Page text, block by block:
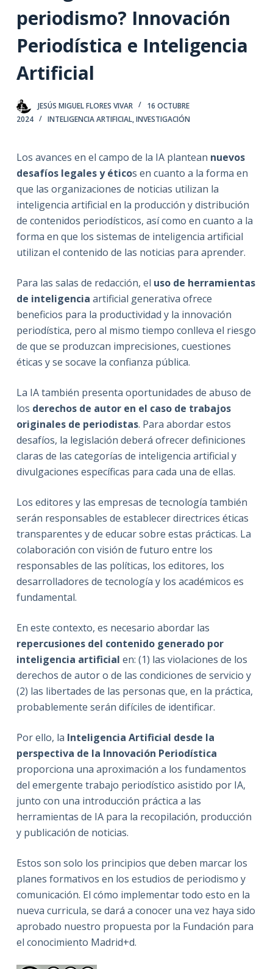
periodismo? Innovación
Periodística e Inteligencia
Artificial
JESÚS MIGUEL FLORES VIVAR
16 OCTUBRE
2024
INTELIGENCIA ARTIFICIAL,INVESTIGACIÓN
Los avances en el campo de la IA plantean nuevos
desafíos legales y éticos en cuanto a la forma en
que las organizaciones de noticias utilizan la
inteligencia artificial en la producción y distribución
de contenidos periodísticos, así como en cuanto a la
forma en que los sistemas de inteligencia artificial
utilizan el contenido de las noticias para aprender.
Para las salas de redacción, el uso de herramientas
de inteligencia artificial generativa ofrece
beneficios para la productividad y la innovación
periodística, pero al mismo tiempo conlleva el riesgo
de que se produzcan imprecisiones, cuestiones
éticas y se socave la confianza pública.
La IA también presenta oportunidades de abuso de
los derechos de autor en el caso de trabajos
originales de periodistas. Para abordar estos
desafíos, la legislación deberá ofrecer definiciones
claras de las categorías de inteligencia artificial y
divulgaciones específicas para cada una de ellas.
Los editores y las empresas de tecnología también
serán responsables de establecer directrices éticas
transparentes y de educar sobre estas prácticas. La
colaboración con visión de futuro entre los
responsables de las políticas, los editores, los
desarrolladores de tecnología y los académicos es
fundamental.
En este contexto, es necesario abordar las
repercusiones del contenido generado por
inteligencia artificial en: (1) las violaciones de los
derechos de autor o de las condiciones de servicio y
(2) las libertades de las personas que, en la práctica,
probablemente serán difíciles de identificar.
Por ello, la Inteligencia Artificial desde la
perspectiva de la Innovación Periodística
proporciona una aproximación a los fundamentos
del emergente trabajo periodístico asistido por IA,
junto con una introducción práctica a las
herramientas de IA para la recopilación, producción
y publicación de noticias.
Estos son solo los principios que deben marcar los
planes formativos en los estudios de periodismo y
comunicación. El cómo implementar todo esto en la
nueva curricula, se dará a conocer una vez haya sido
aprobado nuestro propuesta por la Fundación para
el conocimiento Madrid+d.